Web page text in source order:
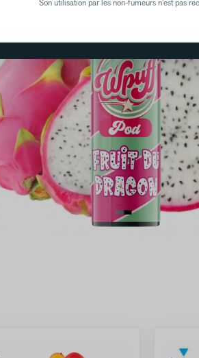
Son utilisation par les non-fumeurs n'est pas